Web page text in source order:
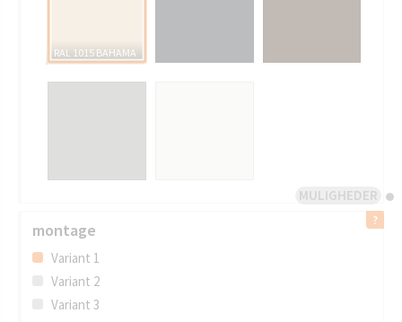
MULIGHEDER
RAL 1015 BAHAMA
montage
Variant 1
Variant 2
Variant 3